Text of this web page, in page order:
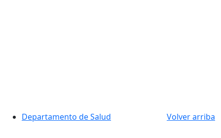
Departamento de Salud Volver arriba